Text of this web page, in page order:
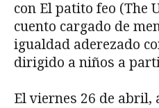
con El patito feo (The
cuento cargado de
igualdad aderezado
dirigido a niños a
El viernes 26 de abril,